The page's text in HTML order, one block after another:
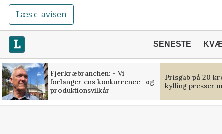
Læs e-avisen
SENESTE
Fjerkræbranchen: - Vi
forlanger ens konkurrence- og
produktionsvilkår
Prisgab på 20
kylling presser